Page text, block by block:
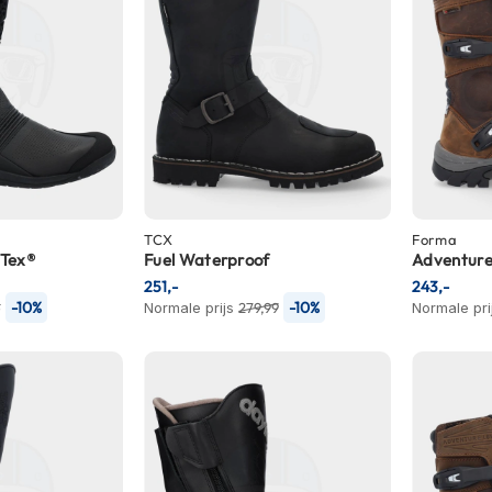
-10%
TCX
Fuel Waterproof
Normale prijs 279,99 -10%
251,-
Forma
Adventure
Normale
243,-